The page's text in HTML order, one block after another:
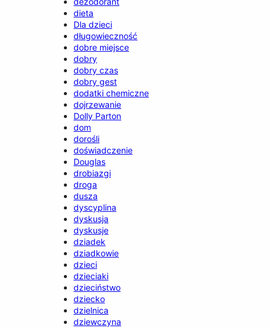
dieta
Dla dzieci
długowieczność
dobre miejsce
dobry
dobry czas
dobry gest
dodatki chemiczne
dojrzewanie
Dolly Parton
dom
dorośli
doświadczenie
Douglas
drobiazgi
droga
dusza
dyscyplina
dyskusja
dyskusje
dziadek
dziadkowie
dzieci
dzieciaki
dzieciństwo
dziecko
dzielnica
dziewczyna